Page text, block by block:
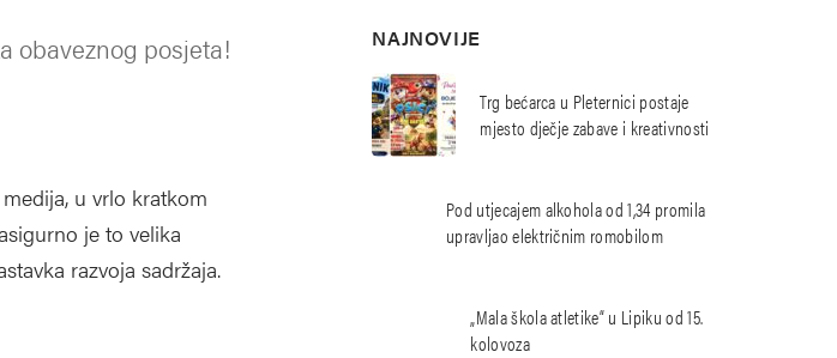
obaveznog posjeta!
u vrlo kratkom
je to velika
razvoja sadržaja.
NAJNOVIJE
Trg bećarca u Pleternici postaje
mjesto dječje zabave i kreativnosti
Pod utjecajem alkohola od 1,34 promila
upravljao električnim romobilom
„Mala škola atletike“ u Lipiku od 15.
kolovoza